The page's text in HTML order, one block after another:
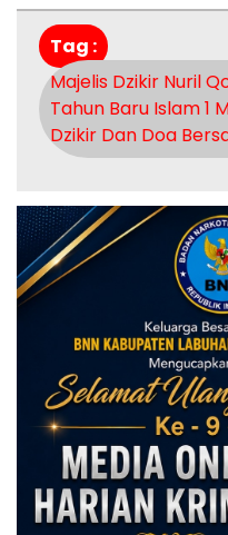
Tag :
Majelis Dzikir Nuril
Tahun Baru Islam 1
Dzikir Dan Doa